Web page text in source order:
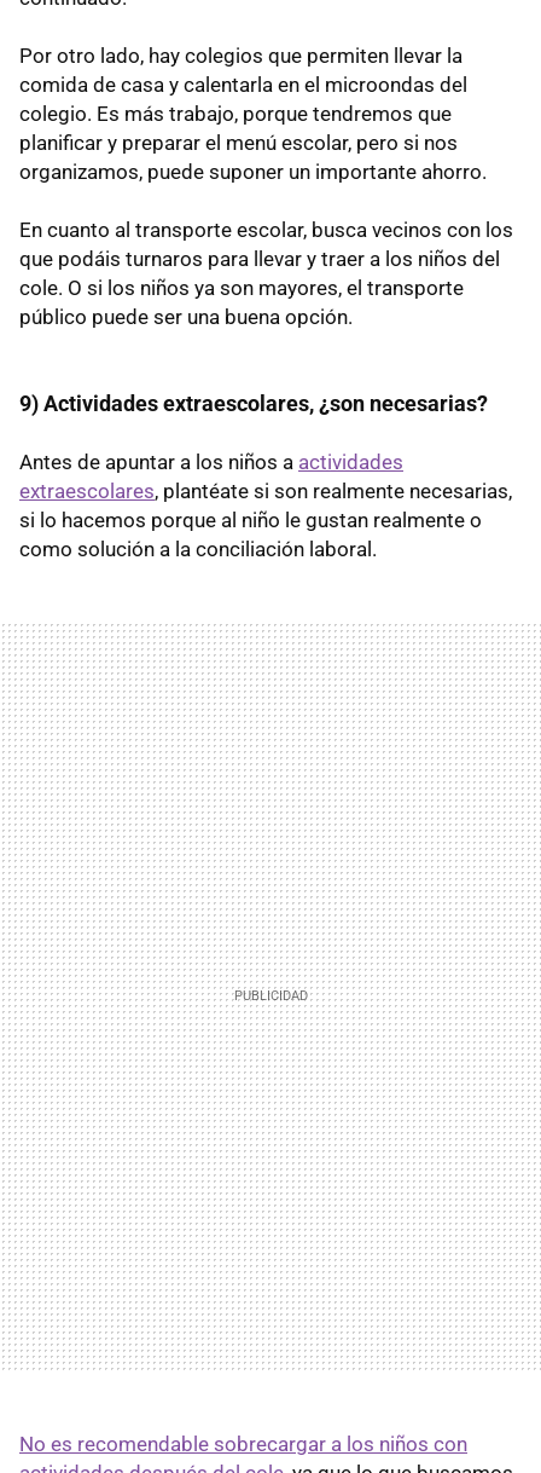
Por otro lado, hay colegios que permiten llevar la
comida de casa y calentarla en el microondas del
colegio. Es más trabajo, porque tendremos que
planificar y preparar el menú escolar, pero si nos
organizamos, puede suponer un importante ahorro.
En cuanto al transporte escolar, busca vecinos con los
que podáis turnaros para llevar y traer a los niños del
cole. O si los niños ya son mayores, el transporte
público puede ser una buena opción.
9) Actividades extraescolares, ¿son necesarias?
Antes de apuntar a los niños a actividades
extraescolares, plantéate si son realmente necesarias,
si lo hacemos porque al niño le gustan realmente o
como solución a la conciliación laboral.
No es recomendable sobrecargar a los niños con